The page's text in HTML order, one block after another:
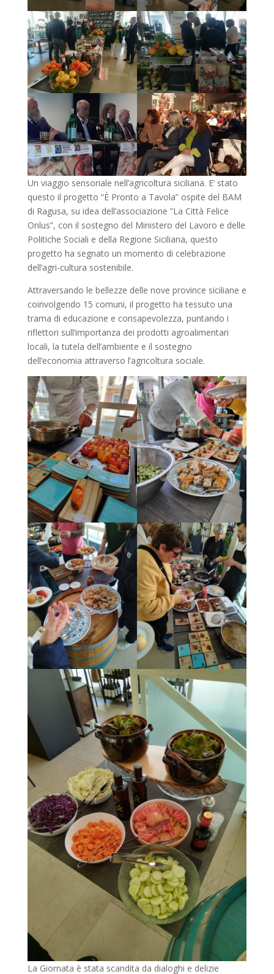
Un viaggio sensoriale nell’agricoltura siciliana. E’ stato
questo il progetto “È Pronto a Tavola” ospite del BAM
di Ragusa, su idea dell’associazione ”La Città Felice
Onlus”, con il sostegno del Ministero del Lavoro e delle
Politiche Sociali e della Regione Siciliana, questo
progetto ha segnato un momento di celebrazione
dell’agri-cultura sostenibile.
Attraversando le bellezze delle nove province siciliane e
coinvolgendo 15 comuni, il progetto ha tessuto una
trama di educazione e consapevolezza, puntando i
riflettori sull’importanza dei prodotti agroalimentari
locali, la tutela dell’ambiente e il sostegno
dell’economia attraverso l’agricoltura sociale.
La Giornata è stata scandita da dialoghi e delizie